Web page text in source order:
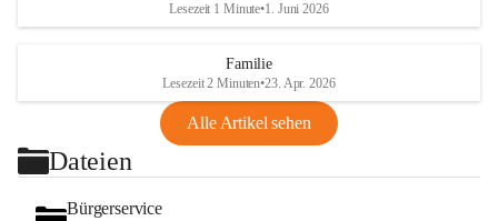
Lesezeit 1 Minute•1. Juni 2026
Familie
Lesezeit 2 Minuten•23. Apr. 2026
Alle Artikel sehen
Dateien
Bürgerservice